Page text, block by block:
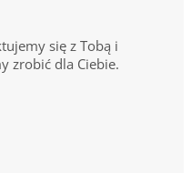
się z Tobą i
zrobić dla Ciebie.